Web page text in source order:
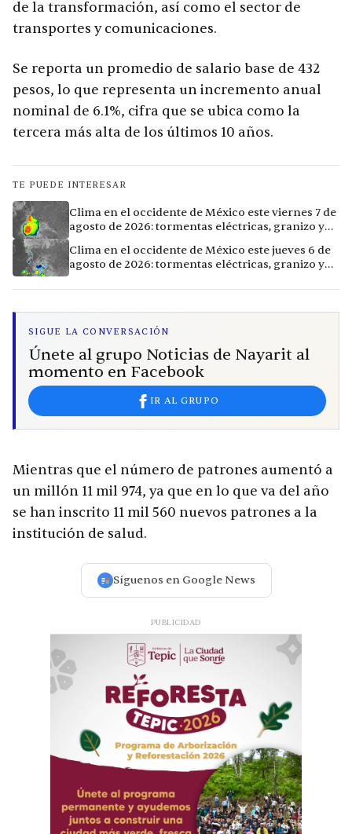
de la transformación, así como el sector de
transportes y comunicaciones.
Se reporta un promedio de salario base de 432
pesos, lo que representa un incremento anual
nominal de 6.1%, cifra que se ubica como la
tercera más alta de los últimos 10 años.
TE PUEDE INTERESAR
Clima en el occidente de México este viernes 7 de
agosto de 2026: tormentas eléctricas, granizo y
Clima en el occidente de México este jueves 6 de
agosto de 2026: tormentas eléctricas, granizo y
SIGUE LA CONVERSACIÓN
Únete al grupo Noticias de Nayarit al
momento en Facebook
IR AL GRUPO
Mientras que el número de patrones aumentó a
un millón 11 mil 974, ya que en lo que va del año
se han inscrito 11 mil 560 nuevos patrones a la
institución de salud.
Síguenos en Google News
PUBLICIDAD